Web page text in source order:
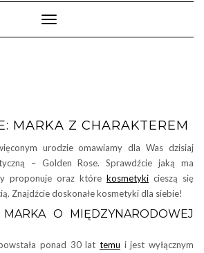
Toggle
Navigation
MARKA Z CHARAKTEREM
urodzie omawiamy dla Was dzisiaj
– Golden Rose. Sprawdźcie jaką ma
proponuje oraz które kosmetyki cieszą się
Znajdźcie doskonałe kosmetyki dla siebie!
O MIĘDZYNARODOWEJ
ponad 30 lat temu i jest wyłącznym